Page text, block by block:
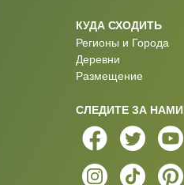
КУДА СХОДИТЬ
Регионы и Города
Деревни
Размещение
СЛЕДИТЕ ЗА НАМИ